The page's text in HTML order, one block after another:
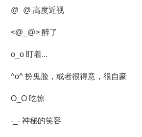
@_@ 高度近视
<@_@> 醉了
o_o 盯着...
^o^ 扮鬼脸，或者很得意，很自豪
O_O 吃惊
-_- 神秘的笑容